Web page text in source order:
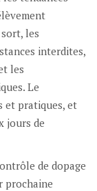
les
interdites,
les
Le
et pratiques, et
jours de
de dopage
prochaine